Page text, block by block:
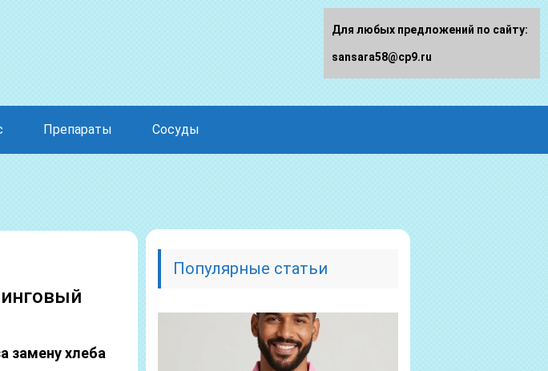
Препараты Сосуды
замену хлеба
Популярные статьи
Для любых предложений по сайту:
sansara58@cp9.ru